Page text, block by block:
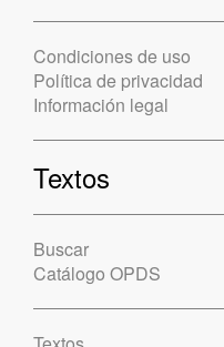
Condiciones de uso
Política de privacidad
Información legal
Textos
Buscar
Catálogo OPDS